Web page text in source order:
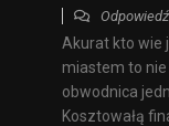
Akurat kto wie
miastem to nie
obwodnica
Kosztowałą